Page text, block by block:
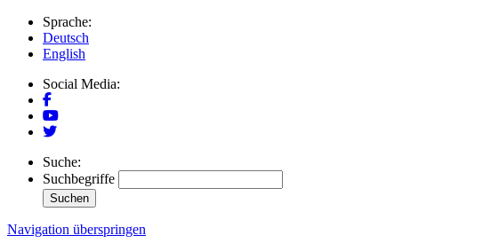
Sprache:
Deutsch
English
Social Media:
Suche:
Suchbegriffe
Suchen
Navigation überspringen